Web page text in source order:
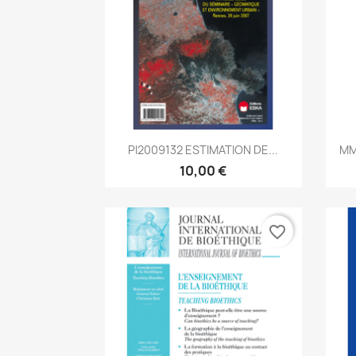
Aperçu rapide
PI2009132 ESTIMATION DE...
10,00 €
favorite_border